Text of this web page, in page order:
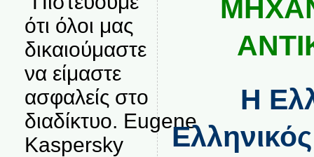
ότι όλοι μας
δικαιούμαστε
να είμαστε
ασφαλείς στο
διαδίκτυο. Eugene
Kaspersky
Η